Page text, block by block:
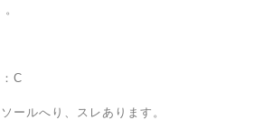
C
ールへり、スレあります。